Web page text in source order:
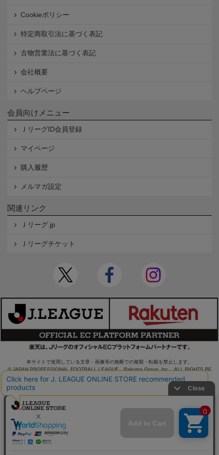
Cookieポリシー
特定商取引法に基づく表記
古物営業法に基づく表記
会社概要
ヘルプページ
会員向けメニュー
ＪリーグID会員登録
マイページ
購入履歴
メルマガ設定
関連リンク
Ｊリーグ.jp
Ｊリーグチケット
本サイトで使用している文章・画像等の無断での複製・転載を禁止します。
© JAPAN PROFESSIONAL FOOTBALL LEAGUE Rakuten Group, Inc. ALL RIGHTS RE
SERVED.